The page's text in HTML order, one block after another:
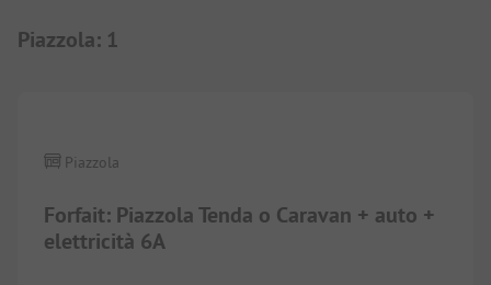
Piazzola: 1
Forfait: Piazzola Tenda o Caravan + auto +
elettricità 6A
Piazzola